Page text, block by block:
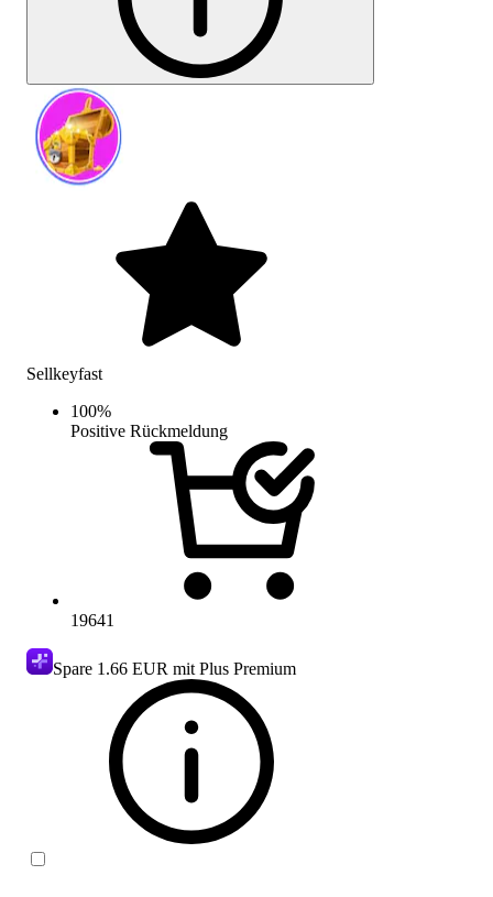
Sellkeyfast
100%
Positive Rückmeldung
19641
Spare 1.66 EUR mit Plus Premium